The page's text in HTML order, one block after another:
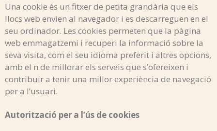
Una cookie és un fitxer de petita grandària que els
llocs web envien al navegador i es descarreguen en el
seu ordinador. Les cookies permeten que la pàgina
web emmagatzemi i recuperi la informació sobre la
seva visita, com el seu idioma preferit i altres opcions,
amb el n de millorar els serveis que s’ofereixen i
contribuir a tenir una millor experiència de navegació
per a l’usuari.
Autorització per a l’ús de cookies